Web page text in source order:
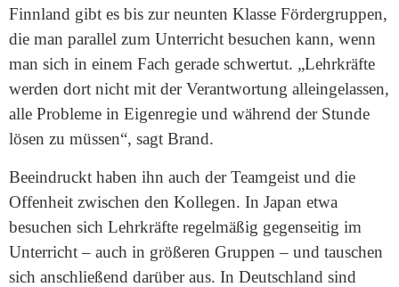
Finnland gibt es bis zur neunten Klasse Fördergruppen,
die man parallel zum Unterricht besuchen kann, wenn
man sich in einem Fach gerade schwertut. „Lehrkräfte
werden dort nicht mit der Verantwortung alleingelassen,
alle Probleme in Eigenregie und während der Stunde
lösen zu müssen“, sagt Brand.
Beeindruckt haben ihn auch der Teamgeist und die
Offenheit zwischen den Kollegen. In Japan etwa
besuchen sich Lehrkräfte regelmäßig gegenseitig im
Unterricht – auch in größeren Gruppen – und tauschen
sich anschließend darüber aus. In Deutschland sind